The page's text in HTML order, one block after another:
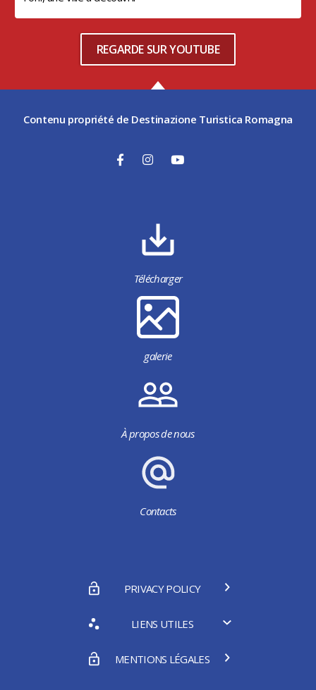
REGARDE SUR YOUTUBE
Contenu propriété de Destinazione Turistica Romagna
Télécharger
galerie
À propos de nous
Contacts
PRIVACY POLICY
LIENS UTILES
MENTIONS LÉGALES